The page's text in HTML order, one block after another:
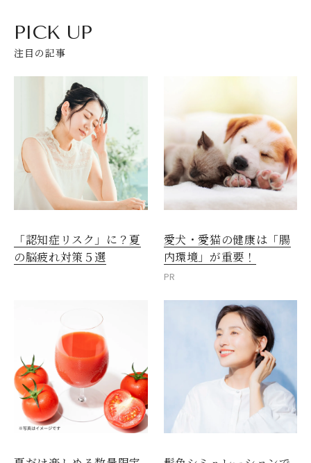
PICK UP
注目の記事
「認知症リスク」に？夏
の脳疲れ対策５選
愛犬・愛猫の健康は「腸
内環境」が重要！
PR